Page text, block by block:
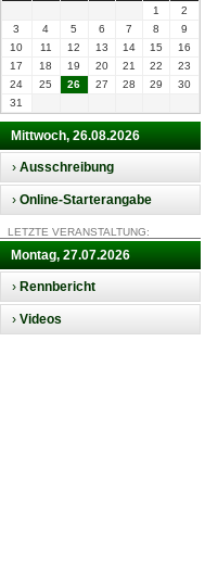
1
2
3
4 5 6 7 8
9
10
11 12 13 14 15
16
17
18 19 20 21 22
23
24
25 26 27 28 29
30
31
Mittwoch, 26.08.2026
› Ausschreibung
› Online-Starterangabe
LETZTE VERANSTALTUNG:
Montag, 27.07.2026
› Rennbericht
› Videos